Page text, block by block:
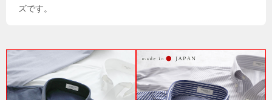
ズです。